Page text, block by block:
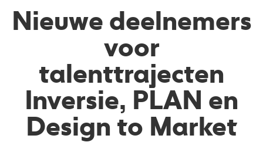
Nieuwe deelnemers
voor
talenttrajecten
Inversie, PLAN en
Design to Market